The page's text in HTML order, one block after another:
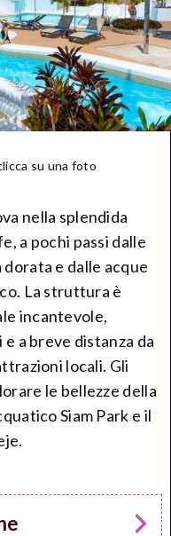
su una foto
nella splendida
a pochi passi dalle
e dalle acque
La struttura è
incantevole,
a breve distanza da
locali. Gli
le bellezze della
Siam Park e il